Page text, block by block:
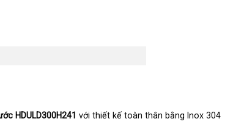
HDULD300H241 với thiết kế toàn thân bằng Inox 304